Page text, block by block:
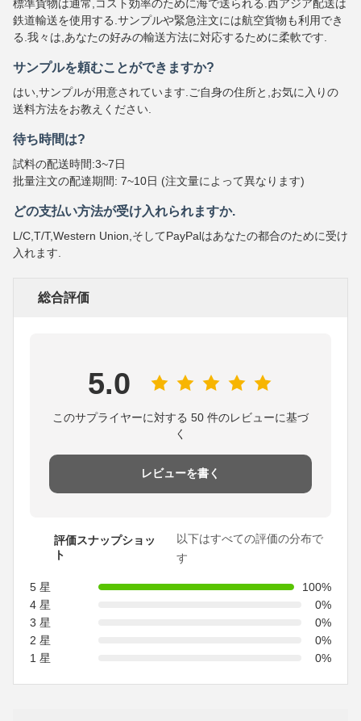
標準貨物は通常,コスト効率のために海で送られる.西アジア配送は
鉄道輸送を使用する.サンプルや緊急注文には航空貨物も利用でき
る.我々は,あなたの好みの輸送方法に対応するために柔軟です.
サンプルを頼むことができますか?
はい,サンプルが用意されています.ご自身の住所と,お気に入りの
送料方法をお教えください.
待ち時間は?
試料の配送時間:3~7日
批量注文の配達期間: 7~10日 (注文量によって異なります)
どの支払い方法が受け入れられますか.
L/C,T/T,Western Union,そしてPayPalはあなたの都合のために受け
入れます.
総合評価
5.0
このサプライヤーに対する 50 件のレビューに基づ
く
レビューを書く
評価スナップショッ
ト
以下はすべての評価の分布で
す
5 星
100%
4 星
0%
3 星
0%
2 星
0%
1 星
0%